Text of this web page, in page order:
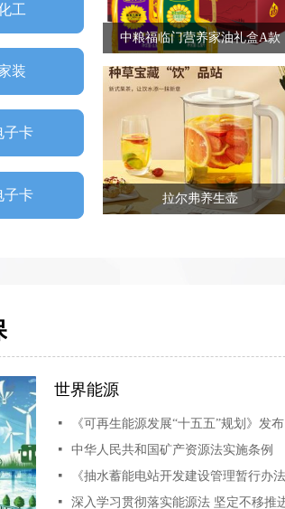
世界能源
넷
《可再生能源发展“十五五”规划》发布
넷
中华人民共和国矿产资源法实施条例
넷
넷
工
装
子卡
子卡
中粮福临门营养家油礼盒A款
拉尔弗养生壶